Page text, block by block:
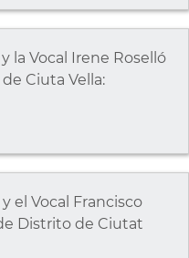
la Vocal Irene Roselló
Ciuta Vella:
el Vocal Francisco
Distrito de Ciutat